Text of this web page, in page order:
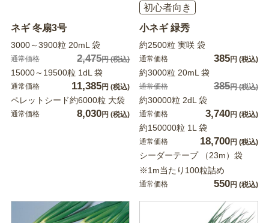
ネギ 冬扇3号
3000～3900粒 20mL 袋
通常価格 2,475円(税込)
15000～19500粒 1dL 袋
通常価格 11,385円 (税込)
ペレットシード約6000粒 大袋
通常価格 8,030円 (税込)
初心者向き
小ネギ 緑秀
約2500粒 実咲 袋
通常価格 385円 (税込)
約3000粒 20mL 袋
通常価格 385円(税込)
約30000粒 2dL 袋
通常価格 3,740円 (税込)
約150000粒 1L 袋
通常価格 18,700円 (税込)
シーダーテープ （23m）袋
※1m当たり100粒詰め
通常価格 550円 (税込)